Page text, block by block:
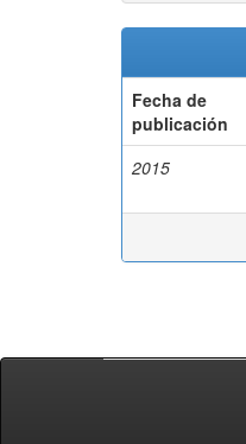
Fecha de
publicación
2015